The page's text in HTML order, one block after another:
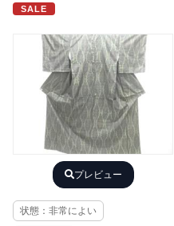
SALE
プレビュー
状態：非常によい